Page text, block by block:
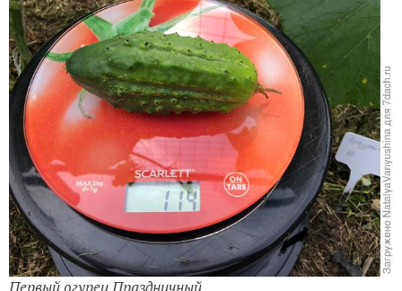
Первый огурец Праздничный